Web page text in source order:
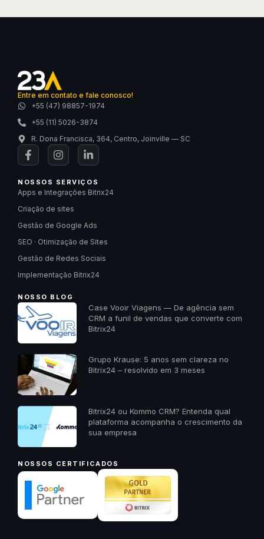
Entre em contato e fale conosco!
+55 (47) 98857-1974
+55 (11) 5026-3874
R. Dona Francisca, 364, Centro, Joinville — SC
NOSSOS SERVIÇOS
Apps e Integrações Bitrix24
Criação de sites
Gestão de Google Ads
SEO · Otimização de Sites
Gestão de Redes Sociais
Implementação Bitrix24
NOSSO BLOG
Case Vooir Viagens — De agência sem
CRM a funil de vendas que converte com
Bitrix24
Grupo Krause: 5 anos sem clareza no
Bitrix24 – resolvido em 3 meses
Bitrix24 ou Kommo CRM? Entenda qual
plataforma acompanha o crescimento da
sua empresa
NOSSOS CERTIFICADOS